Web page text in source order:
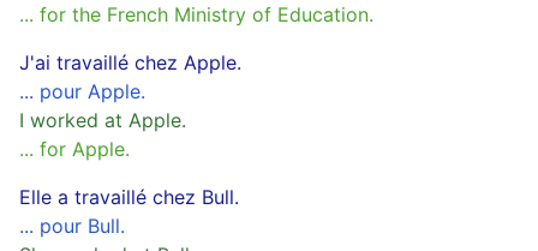
... for the French Ministry of Education.
J'ai travaillé chez Apple.
... pour Apple.
I worked at Apple.
... for Apple.
Elle a travaillé chez Bull.
... pour Bull.